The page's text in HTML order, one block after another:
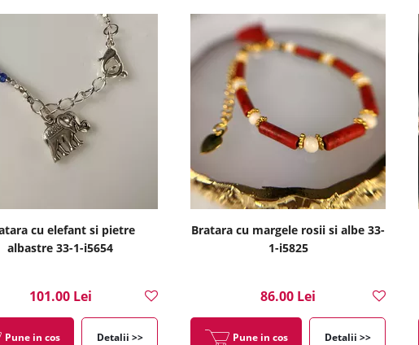
cu elefant si pietre
albastre 33-1-i5654
101.00 Lei
Pune in cos Detalii >>
Bratara cu margele rosii si albe 33-
1-i5825
86.00 Lei
Pune in cos Detalii >>